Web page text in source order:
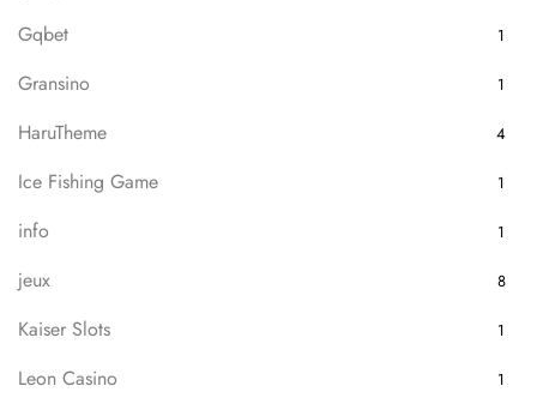
Gqbet 1
Gransino 1
HaruTheme 4
Ice Fishing Game 1
info 1
jeux 8
Kaiser Slots 1
Leon Casino 1